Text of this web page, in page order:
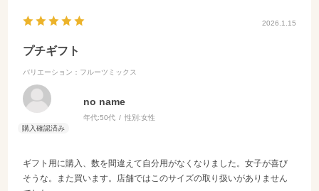
2026.1.15
プチギフト
バリエーション：フルーツミックス
no name
年代:50代 性別:女性
ギフト用に購入、数を間違えて自分用がなくなりました。女子が喜び
そうな。また買います。店舗ではこのサイズの取り扱いがありません